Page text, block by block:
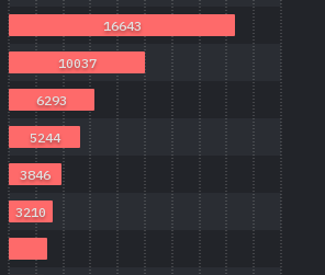
3210
3846
5244
6293
10037
16643